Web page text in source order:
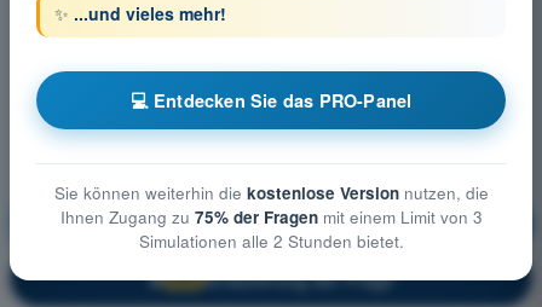
Meteorologie Ausbildung!
🔒 PRO Erläuterung der Frage
✨ ...und vieles mehr!
💻 Entdecken Sie das PRO-Panel
Sie können weiterhin die kostenlose Versionnutzen, die
Ihnen Zugang zu 75% der Fragenmit einem Limit von 3
Simulationen alle 2 Stunden bietet.